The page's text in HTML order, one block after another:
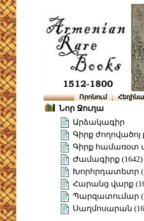
Որոնում
Նոր Ջուղա
Արձակագիր
Գիրք
Գիրք համառօտ
Ժամագիրք (1642)
Խորհրդատետր
Հարանց վարք
Պարզատումար
Սաղմոսարան